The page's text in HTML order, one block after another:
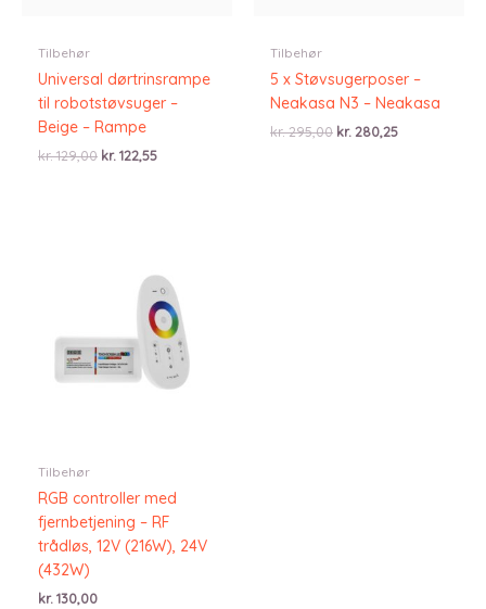
Tilbehør
Universal dørtrinsrampe
til robotstøvsuger –
Beige – Rampe
kr.129,00 Den
kr. 122,55Den
Tilbehør
5 x Støvsugerposer –
Neakasa N3 – Neakasa
kr.295,00 Den
kr. 280,25Den
Tilbehør
RGB controller med
fjernbetjening – RF
trådløs, 12V (216W), 24V
(432W)
kr.130,00